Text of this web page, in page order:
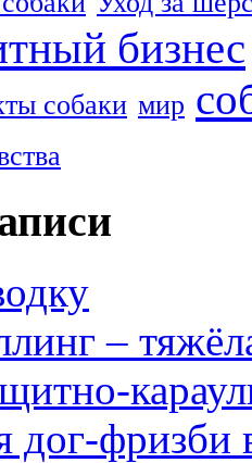
бизнес
собаки мир
–
дог-фризби